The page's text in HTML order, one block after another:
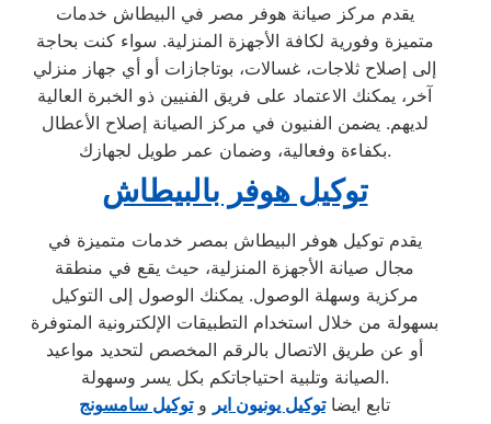
يقدم مركز صيانة هوفر مصر في البيطاش خدمات
متميزة وفورية لكافة الأجهزة المنزلية. سواء كنت بحاجة
إلى إصلاح ثلاجات، غسالات، بوتاجازات أو أي جهاز منزلي
آخر، يمكنك الاعتماد على فريق الفنيين ذو الخبرة العالية
لديهم. يضمن الفنيون في مركز الصيانة إصلاح الأعطال
بكفاءة وفعالية، وضمان عمر طويل لجهازك.
توكيل هوفر بالبيطاش
يقدم توكيل هوفر البيطاش بمصر خدمات متميزة في
مجال صيانة الأجهزة المنزلية، حيث يقع في منطقة
مركزية وسهلة الوصول. يمكنك الوصول إلى التوكيل
بسهولة من خلال استخدام التطبيقات الإلكترونية المتوفرة
أو عن طريق الاتصال بالرقم المخصص لتحديد مواعيد
الصيانة وتلبية احتياجاتكم بكل يسر وسهولة.
تابع ايضاتوكيل يونيون اير وتوكيل سامسونج